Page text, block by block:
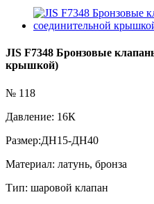
JIS F7348 Бронзовые
крышкой)
№ 118
Давление: 16К
Размер:ДН15-ДН40
Материал: латунь, бронза
Тип: шаровой клапан